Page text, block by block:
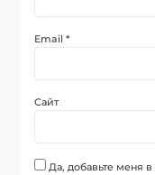
Email*
Сайт
Да, добавьте меня